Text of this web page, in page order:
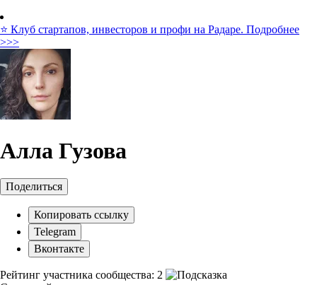
⭐️ Клуб стартапов, инвесторов и профи на Радаре. Подробнее
>>>
Алла Гузова
Поделиться
Копировать ссылку
Telegram
Вконтакте
Рейтинг участника сообщества: 2